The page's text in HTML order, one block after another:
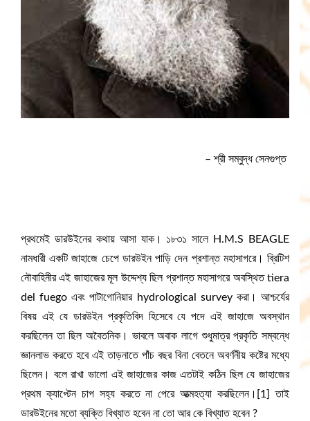
– শ্রী সম্বুদ্ধ সেনগুপ্ত
প্রথমেই ডারউইনের কথায় আসা যাক। ১৮৩১ সালে H.M.S BEAGLE
নামধারী একটি জাহাজে চেপে ডারউইন পাড়ি দেন প্রশান্ত মহাসাগরে। ব্রিটিশ
নৌবাহিনীর এই জাহাজের মূল উদ্দেশ্য ছিল প্রশান্ত মহাসাগরে অবস্থিত tiera
del fuego এবং পাটাগোনিয়ার hydrological survey করা। আশ্চর্যের
বিষয় এই যে ডারউইন প্রকৃতিবিদ হিসেবে যে পদে এই জাহাজে অবস্থান
করছিলেন তা ছিল অবৈতনিক। ভাবলে অবাক লাগে শুধুমাত্র প্রকৃতি সম্বন্ধে
জ্ঞানলাভ করতে হবে এই তাড়নাতে পাঁচ বছর বিনা বেতনে অবর্ণনীয় কষ্টের মধ্যে
ছিলেন। বলে রাখা ভালো এই জাহাজের কাজ এতটাই কঠিন ছিল যে জাহাজের
প্রথম ক্যাপ্টেন চাপ সহ্য করতে না পেরে আত্মহত্যা করছিলেন।[1] তাই
ডারউইনের মতো ব্যক্তি বিখ্যাত হবেন না তো আর কে বিখ্যাত হবেন ?